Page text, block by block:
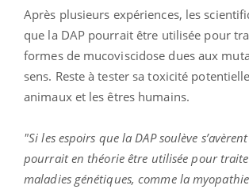
Après plusieurs expériences, les
que la DAP pourrait être utilisée pour
formes de mucoviscidose dues aux
sens. Reste à tester sa toxicité
animaux et les êtres humains.
"Si les espoirs que la DAP soulève
pourrait en théorie être utilisée pour
maladies génétiques, comme la